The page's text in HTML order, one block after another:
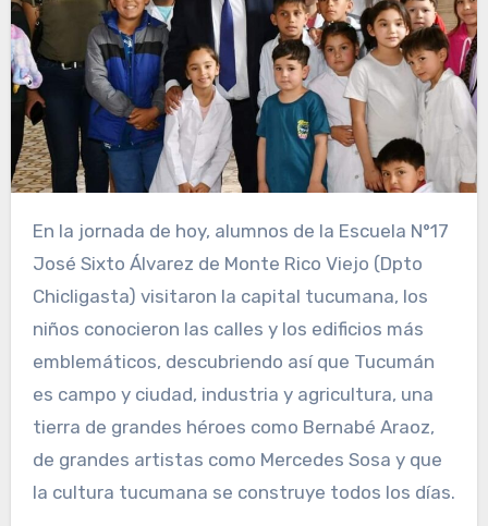
En la jornada de hoy, alumnos de la Escuela N°17
José Sixto Álvarez de Monte Rico Viejo (Dpto
Chicligasta) visitaron la capital tucumana, los
niños conocieron las calles y los edificios más
emblemáticos, descubriendo así que Tucumán
es campo y ciudad, industria y agricultura, una
tierra de grandes héroes como Bernabé Araoz,
de grandes artistas como Mercedes Sosa y que
la cultura tucumana se construye todos los días.